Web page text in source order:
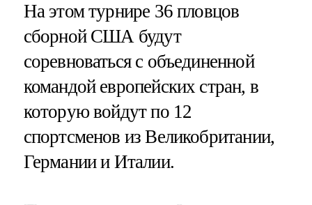
На этом турнире 36 пловцов
сборной США будут
соревноваться с объединенной
командой европейских стран, в
которую войдут по 12
спортсменов из Великобритании,
Германии и Италии.